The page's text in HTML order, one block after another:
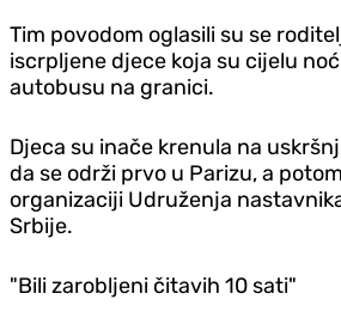
Tim povodom oglasili su se
iscrpljene d‌jece koja su cijelu
autobusu na granici.
D‌jeca su inače krenula na
da se održi prvo u Parizu, a
organizaciji Udruženja
Srbije.
"Bili zarobljeni čitavih 10 sati"